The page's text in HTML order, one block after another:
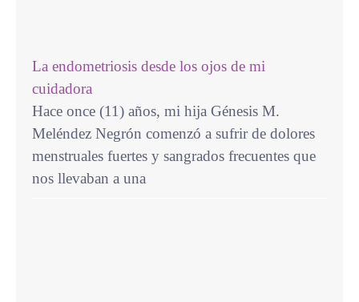
La endometriosis desde los ojos de mi
cuidadora
Hace once (11) años, mi hija Génesis M.
Meléndez Negrón comenzó a sufrir de dolores
menstruales fuertes y sangrados frecuentes que
nos llevaban a una